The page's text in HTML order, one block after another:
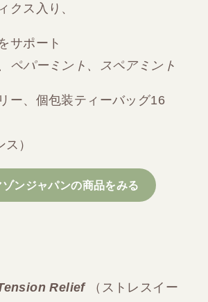
クス入り、
サポート
ペパーミント、スペアミント
ー、個包装ティーバッグ16
）
ゾンジャパンの商品をみる
Relief（ストレスイー